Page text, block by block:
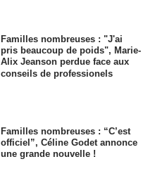
Familles nombreuses : "J'ai
pris beaucoup de poids", Marie-
Alix Jeanson perdue face aux
conseils de professionels
Familles nombreuses : “C’est
officiel”, Céline Godet annonce
une grande nouvelle !